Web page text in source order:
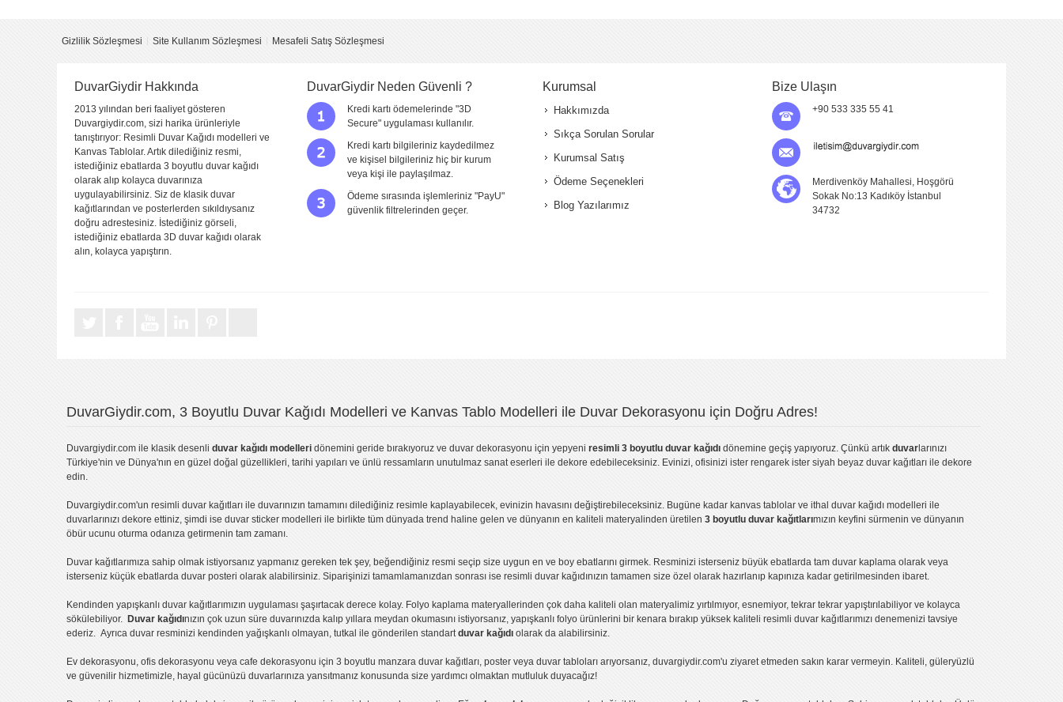
Yorumu Gönder
Gizlilik Sözleşmesi Site Kullanım Sözleşmesi Mesafeli Satış Sözleşmesi
DuvarGiydir Hakkında
2013 yılından beri faaliyet gösteren
Duvargiydir.com, sizi harika ürünleriyle
tanıştırıyor: Resimli Duvar Kağıdı modelleri ve
Kanvas Tablolar. Artık dilediğiniz resmi,
istediğiniz ebatlarda 3 boyutlu duvar kağıdı
olarak alıp kolayca duvarınıza
uygulayabilirsiniz. Siz de klasik duvar
kağıtlarından ve posterlerden sıkıldıysanız
doğru adrestesiniz. İstediğiniz görseli,
istediğiniz ebatlarda 3D duvar kağıdı olarak
alın, kolayca yapıştırın.
DuvarGiydir Neden Güvenli ?
Kredi kartı ödemelerinde "3D
Secure" uygulaması kullanılır.
Kredi kartı bilgileriniz kaydedilmez
ve kişisel bilgileriniz hiç bir kurum
veya kişi ile paylaşılmaz.
Ödeme sırasında işlemleriniz "PayU"
güvenlik filtrelerinden geçer.
Kurumsal
Hakkımızda
Sıkça Sorulan Sorular
Kurumsal Satış
Ödeme Seçenekleri
Blog Yazılarımız
Bize Ulaşın
+90 533 335 55 41
Merdivenköy Mahallesi, Hoşgörü
Sokak No:13 Kadıköy İstanbul
34732
DuvarGiydir.com, 3 Boyutlu Duvar Kağıdı Modelleri ve Kanvas Tablo Modelleri ile Duvar Dekorasyonu için Doğru Adres!
Duvargiydir.com ile klasik desenli duvar kağıdı modelleri dönemini geride bırakıyoruz ve duvar dekorasyonu için yepyeni resimli 3 boyutlu duvar kağıdı dönemine geçiş yapıyoruz. Çünkü artık duvar larınızı
Türkiye'nin ve Dünya'nın en güzel doğal güzellikleri, tarihi yapıları ve ünlü ressamların unutulmaz sanat eserleri ile dekore edebileceksiniz. Evinizi, ofisinizi ister rengarek ister siyah beyaz duvar kağıtları ile dekore
edin.
Duvargiydir.com'un resimli duvar kağıtları ile duvarınızın tamamını dilediğiniz resimle kaplayabilecek, evinizin havasını değiştirebileceksiniz. Bugüne kadar kanvas tablo lar ve ithal duvar kağıdı modelleri ile
duvarlarınızı dekore ettiniz, şimdi ise duvar sticker modelleri ile birlikte tüm dünyada trend haline gelen ve dünyanın en kaliteli materyalinden üretilen 3 boyutlu duvar kağıtlarımızın keyfini sürmenin ve dünyanın
öbür ucunu oturma odanıza getirmenin tam zamanı.
Duvar kağıtlarımıza sahip olmak istiyorsanız yapmanız gereken tek şey, beğendiğiniz resmi seçip size uygun en ve boy ebatlarını girmek. Resminizi isterseniz büyük ebatlarda tam duvar kaplama olarak veya
isterseniz küçük ebatlarda duvar posteri olarak alabilirsiniz. Siparişinizi tamamlamanızdan sonrası ise resimli duvar kağıdınızın tamamen size özel olarak hazırlanıp kapınıza kadar getirilmesinden ibaret.
Kendinden yapışkanlı duvar kağıtlarımızın uygulaması şaşırtacak derece kolay. Folyo kaplama materyallerinden çok daha kaliteli olan materyalimiz yırtılmıyor, esnemiyor, tekrar tekrar yapıştırılabiliyor ve kolayca
sökülebiliyor. Duvar kağıdınızın çok uzun süre duvarınızda kalıp yıllara meydan okumasını istiyorsanız, yapışkanlı folyo ürünlerini bir kenara bırakıp yüksek kaliteli resimli duvar kağıtlarımızı denemenizi tavsiye
ederiz. Ayrıca duvar resminizi kendinden yağışkanlı olmayan, tutkal ile gönderilen standartduvar kağıdı olarak da alabilirsiniz.
Ev dekorasyonu, ofis dekorasyonu veya cafe dekorasyonu için 3 boyutlu manzara duvar kağıtları, poster veya duvar tabloları arıyorsanız, duvargiydir.com'u ziyaret etmeden sakın karar vermeyin. Kaliteli, güleryüzlü
ve güvenilir hizmetimizle, hayal gücünüzü duvarlarınıza yansıtmanız konusunda size yardımcı olmaktan mutluluk duyacağız!